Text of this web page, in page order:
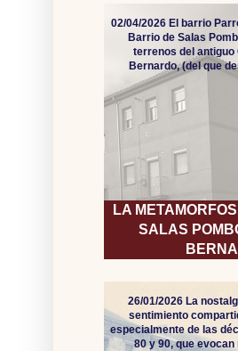
LA
SALAS
02/04/2026 El barrio
Barrio de Salas
terrenos del antiguo
Bernardo, (del que
26/01/2026 La
sentimiento
especialmente de las
80 y 90, que